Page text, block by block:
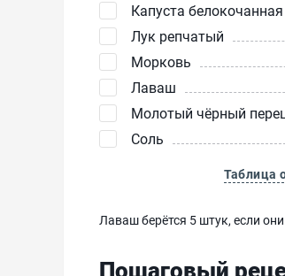
Капуста белокочанная
Лук репчатый
Морковь
Лаваш
Молотый чёрный
Соль
Таблица
Лаваш берётся 5 штук, если